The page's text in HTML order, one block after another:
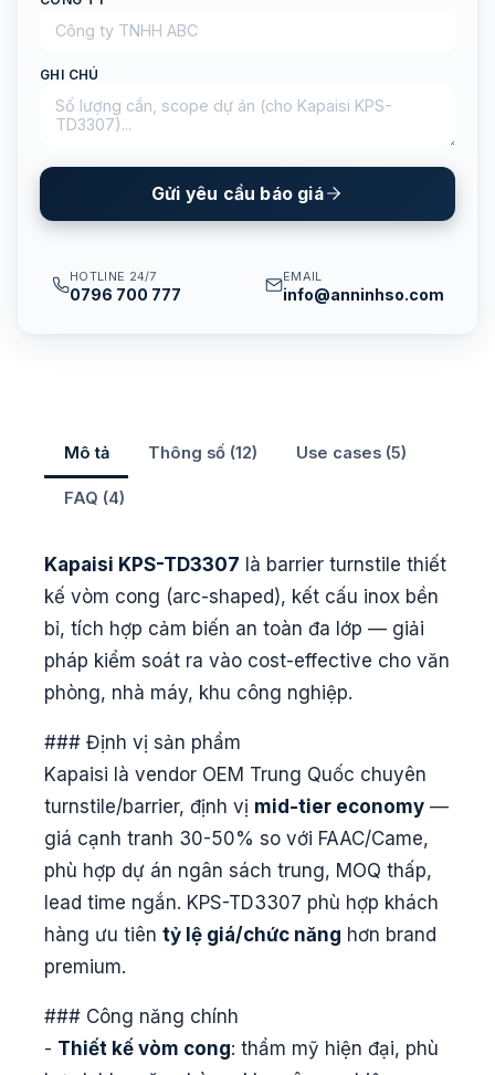
GHI CHÚ
Gửi yêu cầu báo giá
HOTLINE 24/7
0796 700 777
EMAIL
info@anninhso.com
Mô tả Thông số (12) Use cases (5)
FAQ (4)
Kapaisi KPS-TD3307 là barrier turnstile thiết
kế vòm cong (arc-shaped), kết cấu inox bền
bỉ, tích hợp cảm biến an toàn đa lớp — giải
pháp kiểm soát ra vào cost-effective cho văn
phòng, nhà máy, khu công nghiệp.
### Định vị sản phẩm
Kapaisi là vendor OEM Trung Quốc chuyên
turnstile/barrier, định vị mid-tier economy —
giá cạnh tranh 30-50% so với FAAC/Came,
phù hợp dự án ngân sách trung, MOQ thấp,
lead time ngắn. KPS-TD3307 phù hợp khách
hàng ưu tiên tỷ lệ giá/chức năng hơn brand
premium.
### Công năng chính
- Thiết kế vòm cong: thẩm mỹ hiện đại, phù